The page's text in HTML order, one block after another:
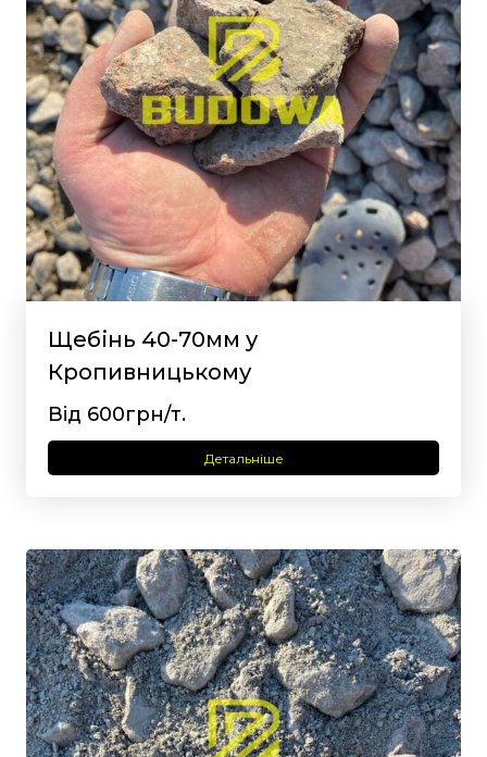
Щебінь 40-70мм у
Кропивницькому
Від 600грн/т.
Детальніше